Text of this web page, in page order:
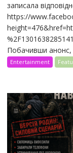
записала
https://
Побачивши анонс,
Entertainment